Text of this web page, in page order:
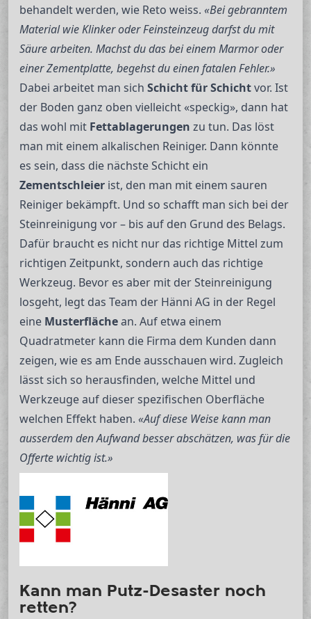
behandelt werden, wie Reto weiss. «Bei gebranntem
Material wie Klinker oder Feinsteinzeug darfst du mit
Säure arbeiten. Machst du das bei einem Marmor oder
einer Zementplatte, begehst du einen fatalen Fehler.»
Dabei arbeitet man sich Schicht für Schichtvor. Ist
der Boden ganz oben vielleicht «speckig», dann hat
das wohl mit Fettablagerungen zu tun. Das löst
man mit einem alkalischen Reiniger. Dann könnte
es sein, dass die nächste Schicht ein
Zementschleier ist, den man mit einem sauren
Reiniger bekämpft. Und so schafft man sich bei der
Steinreinigung vor – bis auf den Grund des Belags.
Dafür braucht es nicht nur das richtige Mittel zum
richtigen Zeitpunkt, sondern auch das richtige
Werkzeug. Bevor es aber mit der Steinreinigung
losgeht, legt das Team der Hänni AG in der Regel
eine Musterflächean. Auf etwa einem
Quadratmeter kann die Firma dem Kunden dann
zeigen, wie es am Ende ausschauen wird. Zugleich
lässt sich so herausfinden, welche Mittel und
Werkzeuge auf dieser spezifischen Oberfläche
welchen Effekt haben. «Auf diese Weise kann man
ausserdem den Aufwand besser abschätzen, was für die
Offerte wichtig ist.»
Kann man Putz-Desaster noch
retten?